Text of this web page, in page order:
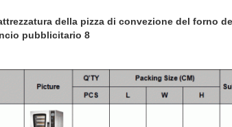
della pizza di convezione del forno
pubblicitario 8